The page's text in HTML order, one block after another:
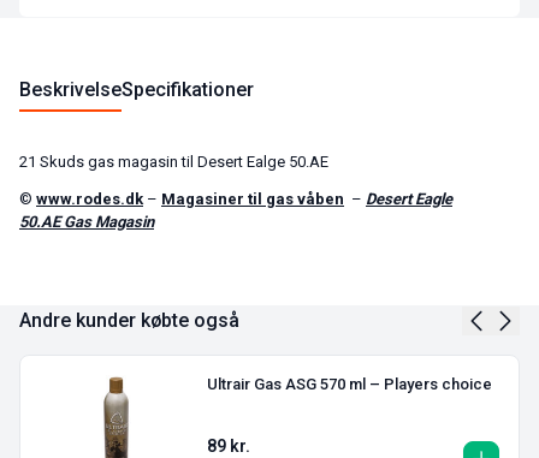
BeskrivelseSpecifikationer
21 Skuds gas magasin til Desert Ealge 50.AE
© www.rodes.dk – Magasiner til gas våben – Desert Eagle
50.AE Gas Magasin
Andre kunder købte også
Ultrair Gas ASG 570 ml – Players choice
89 kr.